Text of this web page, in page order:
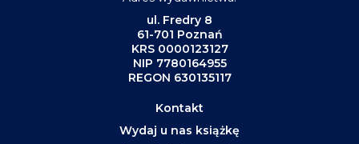
ul. Fredry 8
61-701 Poznań
KRS 0000123127
NIP 7780164955
REGON 630135117
Kontakt
Wydaj u nas książkę